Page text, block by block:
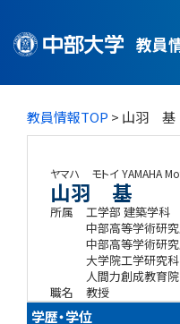
教員
教員情報TOP > 山羽 基
ヤマハ モトイ YAMAHA
山羽 基
所属
工学部 建築学科
中部高等学術研究
中部高等学術研
大学院工学研究
人間力創成教育
職名
教授
学歴・学位